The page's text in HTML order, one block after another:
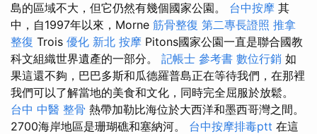
島的區域不大，但它仍然有幾個國家公園。 台中按摩 其
中，自1997年以來，Morne 筋骨整復 第二專長證照 推拿
整復 Trois 優化 新北 按摩 Pitons國家公園一直是聯合國教
科文組織世界遺產的一部分。 記帳士 參考書 數位行銷 如
果這還不夠，巴巴多斯和瓜德羅普島正在等待我們，在那裡
我們可以了解當地的美食和文化，同時完全屈服於放鬆。
台中 中醫 整骨 熱帶加勒比海位於大西洋和墨西哥灣之間。
2700海岸地區是珊瑚礁和塞納河。 台中按摩排毒ptt 在這